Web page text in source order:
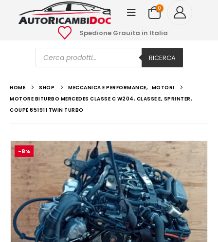
0
Spedione Grauita in Italia
Ricerca
prodotti RICERCA
HOME SHOP MECCANICA E PERFORMANCE, MOTORI
MOTORE BITURBO MERCEDES CLASSE C W204, CLASSE E, SPRINTER,
COUPE 651911 TWIN TURBO
-8%